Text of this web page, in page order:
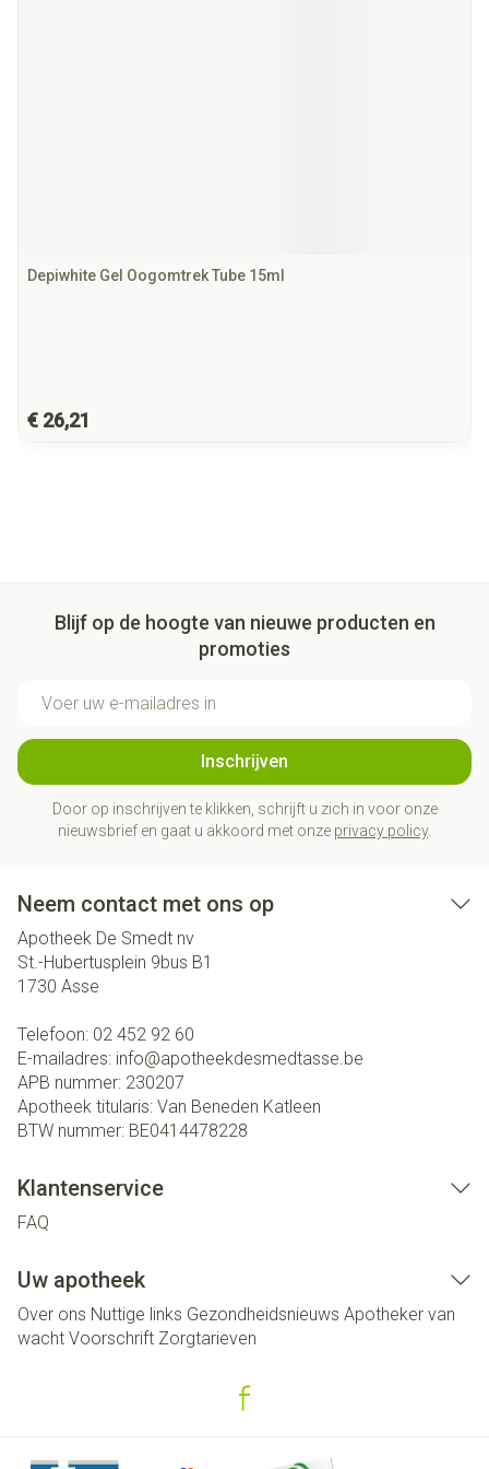
Depiwhite Gel Oogomtrek Tube 15ml
€ 26,21
Blijf op de hoogte van nieuwe producten en
promoties
Inschrijven
Door op inschrijven te klikken, schrijft u zich in voor onze
nieuwsbrief en gaat u akkoord met onze privacy policy.
Neem contact met ons op
Apotheek De Smedt nv
St.-Hubertusplein 9bus B1
1730 Asse
Telefoon: 02 452 92 60
E-mailadres: info@apotheekdesmedtasse.be
APB nummer: 230207
Apotheek titularis: Van Beneden Katleen
BTW nummer: BE0414478228
Klantenservice
FAQ
Uw apotheek
Over ons Nuttige links Gezondheidsnieuws Apotheker van
wacht Voorschrift Zorgtarieven